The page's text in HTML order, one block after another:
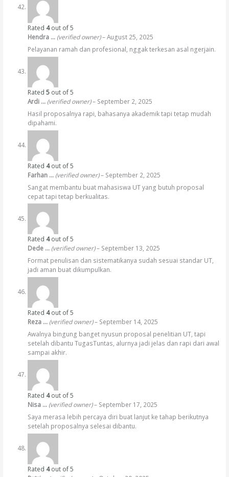
Rated 4out of 5
Hendra … (verified owner) – August 25, 2025
Pelayanan ramah dan profesional, nggak terkesan asal ngerjain.
Rated 5out of 5
Ardi … (verified owner) – September 2, 2025
Hasil proposalnya rapi, bahasanya akademik tapi tetap mudah
dipahami.
Rated 4out of 5
Farhan … (verified owner) – September 2, 2025
Sangat membantu buat mahasiswa UT yang butuh proposal
cepat tapi tetap berkualitas.
Rated 4out of 5
Dede … (verified owner) – September 13, 2025
Format penulisan dan sistematikanya sudah sesuai standar UT,
jadi aman buat dikumpulkan.
Rated 4out of 5
Reza … (verified owner) – September 14, 2025
Awalnya bingung banget nyusun proposal penelitian UT, tapi
setelah dibantu TugasTuntas, alurnya jadi jelas dan rapi dari awal
sampai akhir.
Rated 4out of 5
Nisa … (verified owner) – September 17, 2025
Saya merasa lebih percaya diri buat lanjut ke tahap berikutnya
setelah proposalnya selesai dibantu.
Rated 4out of 5